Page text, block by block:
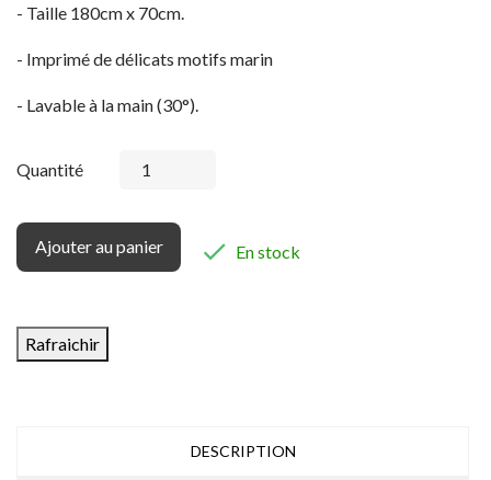
- Taille 180cm x 70cm.
- Imprimé de délicats motifs marin
- Lavable à la main (30°).
Quantité
Ajouter au panier  En stock
DESCRIPTION